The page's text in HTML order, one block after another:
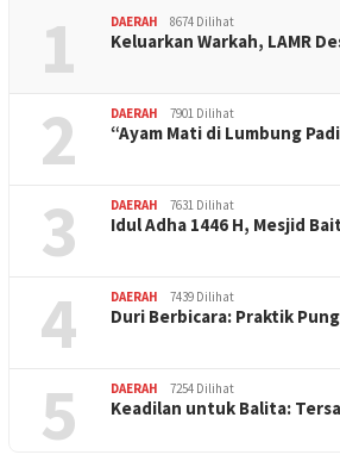
1 DAERAH 8674 Dilihat
Keluarkan Warkah, LAMR
2 DAERAH 7901 Dilihat
“Ayam Mati di Lumbung
3 DAERAH 7631 Dilihat
Idul Adha 1446 H, Mesjid
4 DAERAH 7439 Dilihat
Duri Berbicara: Praktik
5 DAERAH 7254 Dilihat
Keadilan untuk Balita: